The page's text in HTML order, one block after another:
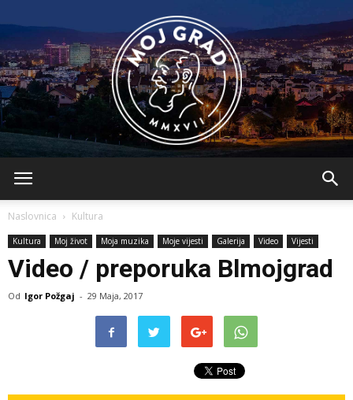
Naslovnica Kultura
Kultura Moj život Moja muzika Moje vijesti Galerija Video Vijesti
Video / preporuka Blmojgrad
Od Igor Požgaj - 29 Maja, 2017